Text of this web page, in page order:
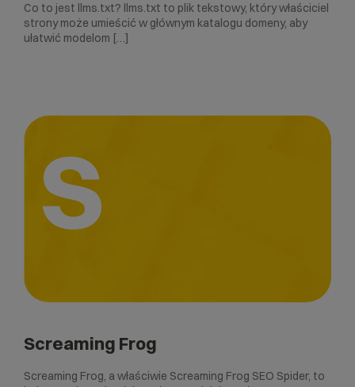
Co to jest llms.txt? llms.txt to plik tekstowy, który właściciel
strony może umieścić w głównym katalogu domeny, aby
ułatwić modelom […]
S
Screaming Frog
Screaming Frog, a właściwie Screaming Frog SEO Spider, to